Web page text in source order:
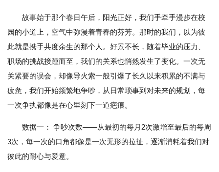
故事始于那个春日午后，阳光正好，我们手牵手漫步在校
园的小道上，空气中弥漫着青春的芬芳。那时的我们，以为彼
此就是携手共度余生的那个人。好景不长，随着毕业的压力、
职场的挑战接踵而至，我们的关系也悄然发生了变化。一次无
关紧要的误会，却像导火索一般引爆了长久以来积累的不满与
疲惫，我们开始频繁地争吵，从日常琐事到对未来的规划，每
一次争执都像是在心里刻下一道疤痕。
数据一： 争吵次数——从最初的每月2次激增至最后的每周
3次，每一次的口角都像是一次无形的拉扯，逐渐消耗着我们对
彼此的耐心与爱意。